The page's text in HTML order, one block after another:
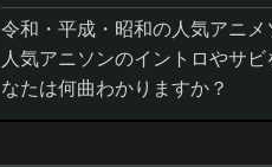
令和・平成・昭和の人気アニ
人気アニソンのイントロやサ
なたは何曲わかりますか？